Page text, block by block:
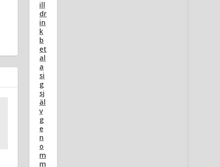
ill
dr
in
k
b
et
al
a
si
g
sj
äl
v
g
e
n
o
m
m